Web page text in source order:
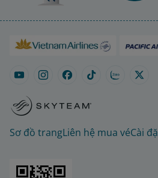
Sơ đồ trangLiên hệ mua véCài